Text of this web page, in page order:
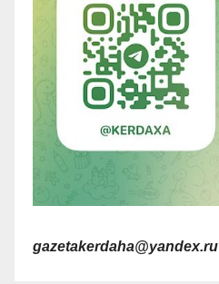
gazetakerdaha@yandex.ru